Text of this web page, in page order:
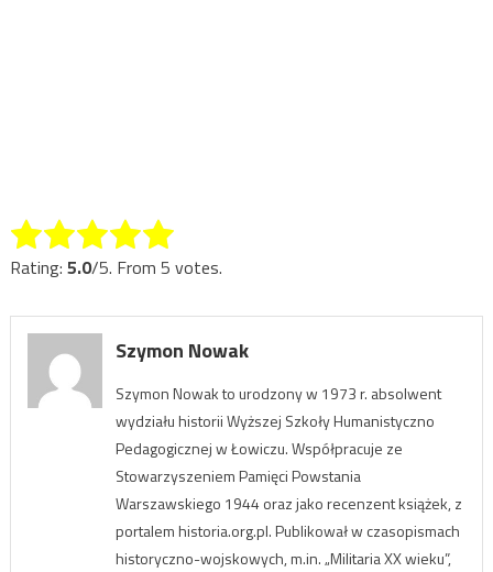
Rate this item:
Rating: 5.0/5. From 5 votes.
Szymon Nowak
Szymon Nowak to urodzony w 1973 r. absolwent
wydziału historii Wyższej Szkoły Humanistyczno
Pedagogicznej w Łowiczu. Współpracuje ze
Stowarzyszeniem Pamięci Powstania
Warszawskiego 1944 oraz jako recenzent książek, z
portalem historia.org.pl. Publikował w czasopismach
historyczno-wojskowych, m.in. „Militaria XX wieku”,